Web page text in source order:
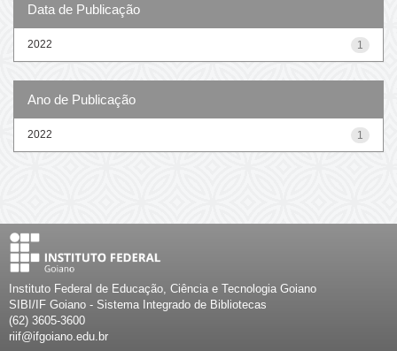
Data de Publicação
1
2022
Ano de Publicação
1
2022
Instituto Federal de Educação, Ciência e Tecnologia Goiano
SIBI/IF Goiano - Sistema Integrado de Bibliotecas
(62) 3605-3600
riif@ifgoiano.edu.br